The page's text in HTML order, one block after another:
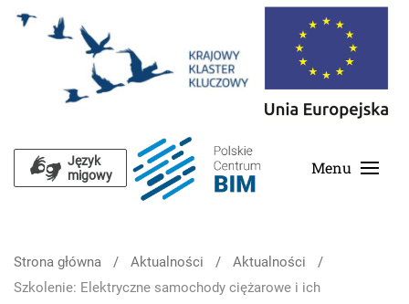
Skip to main content
Język
migowy
Menu
Strona główna Aktualności
Aktualności
Szkolenie: Elektryczne samochody ciężarowe i ich